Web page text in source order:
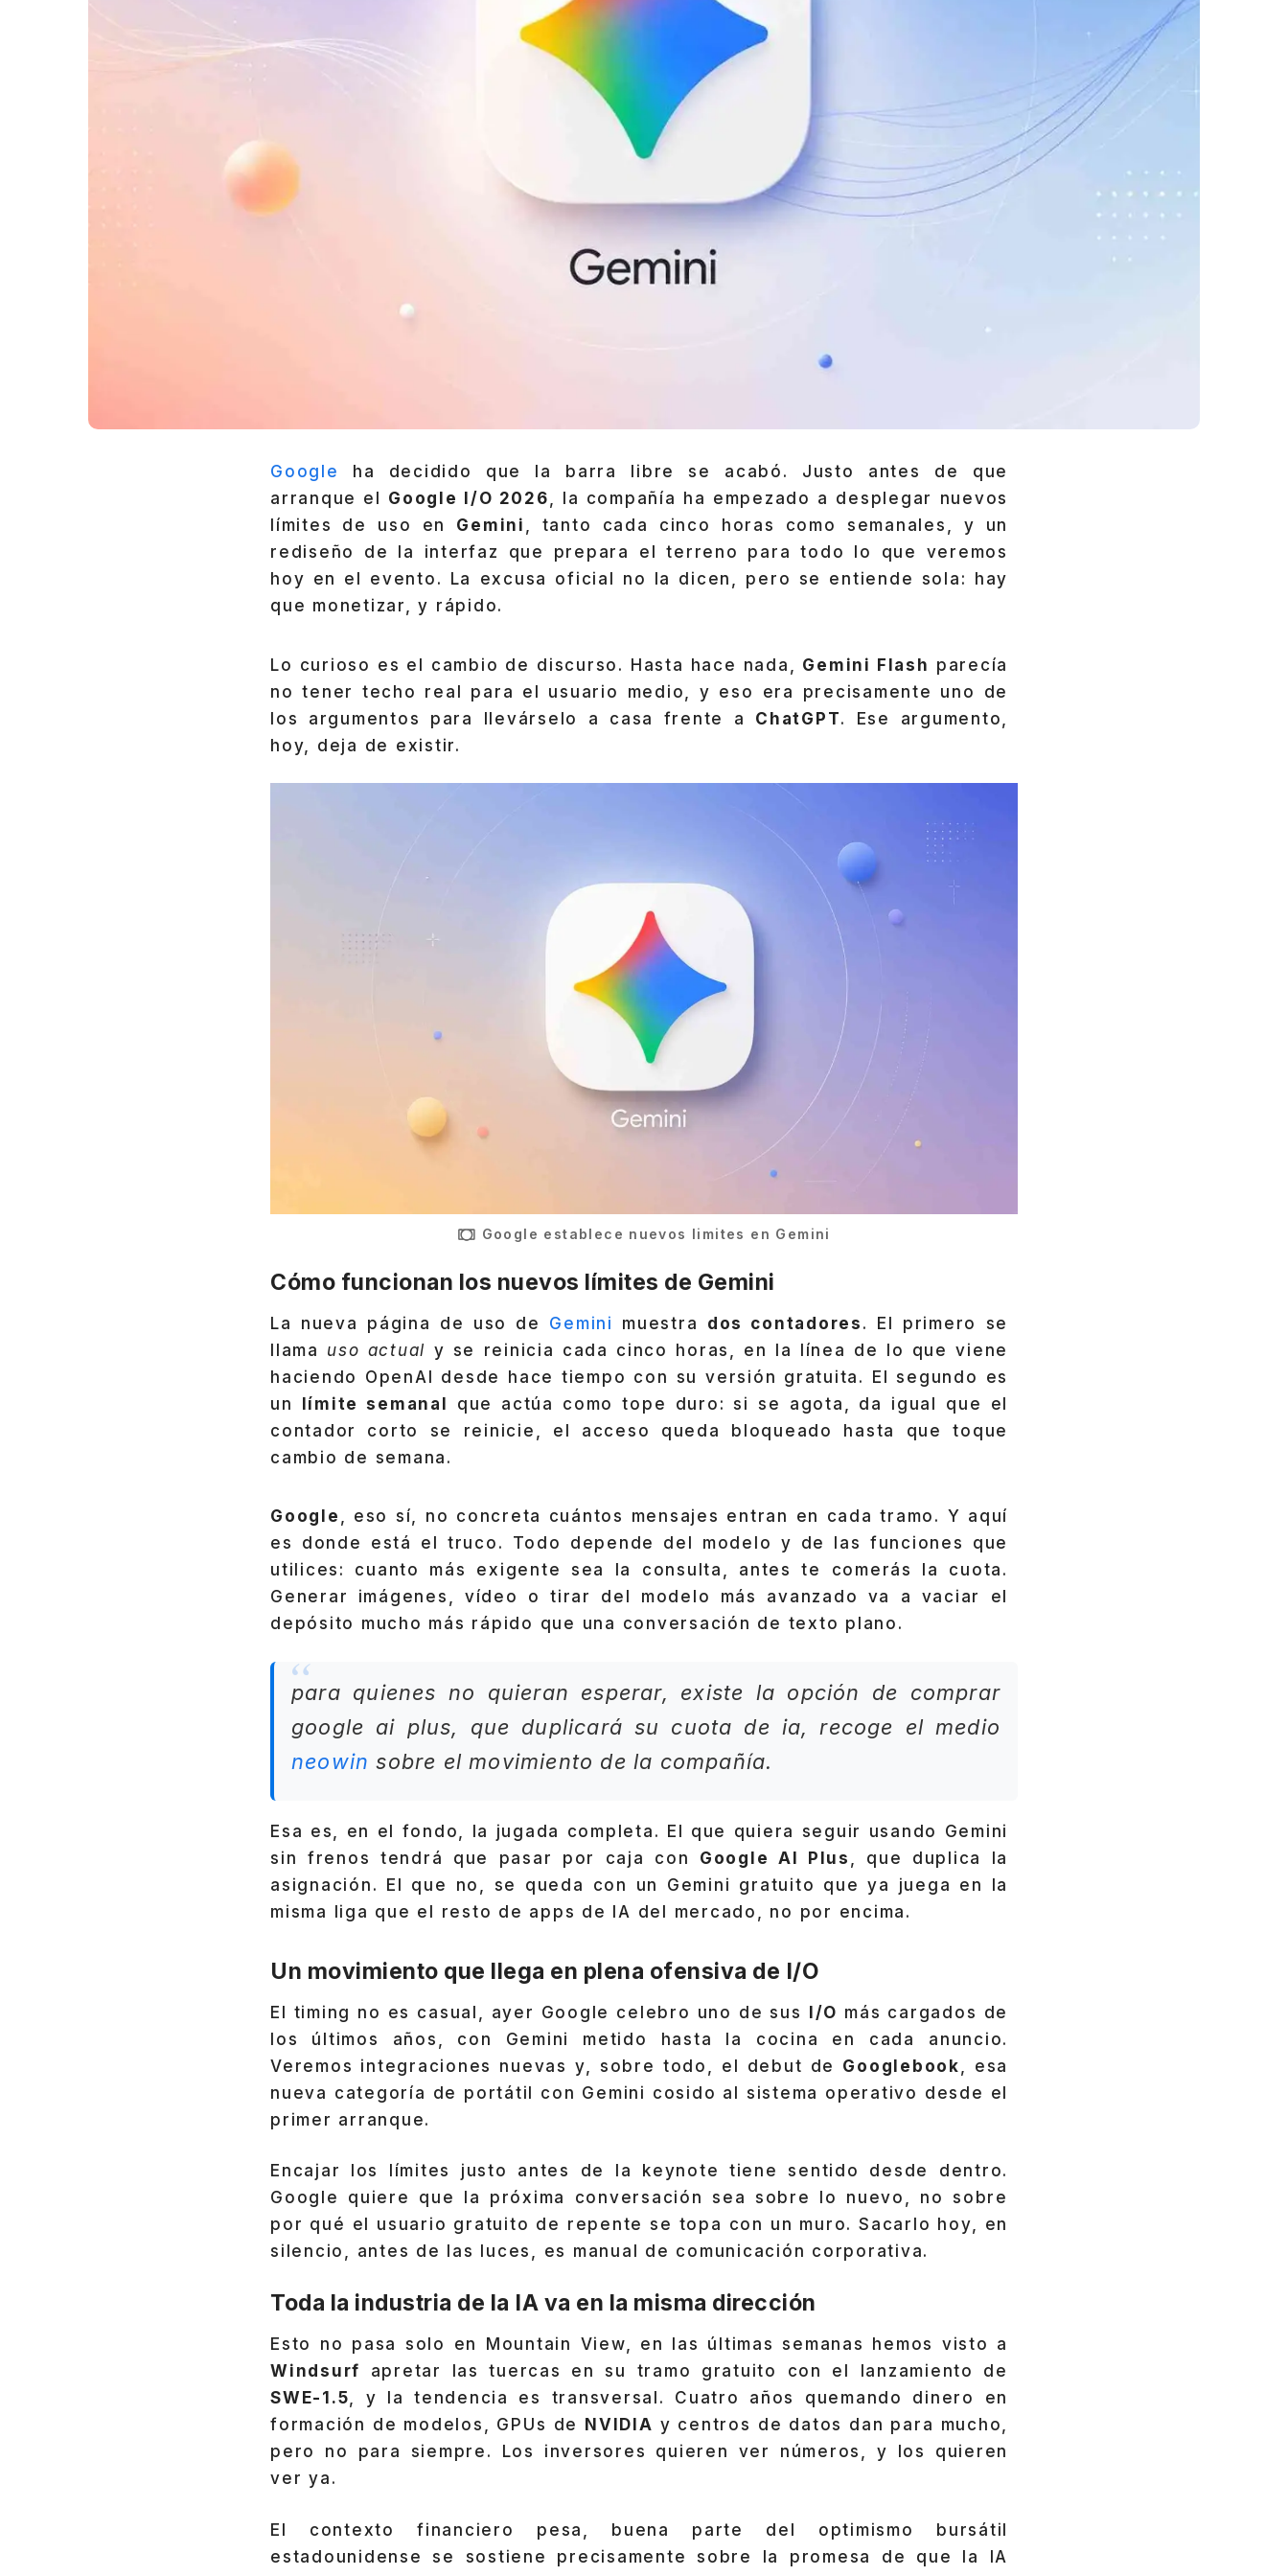
Google
ha decidido que la barra libre se acabó. Justo antes de que
arranque el Google I/O 2026, la compañía ha empezado a desplegar nuevos
límites de uso en Gemini , tanto cada cinco horas como semanales, y un
rediseño de la interfaz que prepara el terreno para todo lo que veremos
hoy en el evento. La excusa oficial no la dicen, pero se entiende sola: hay
que monetizar, y rápido.
Lo curioso es el cambio de discurso. Hasta hace nada, Gemini Flash parecía
no tener techo real para el usuario medio, y eso era precisamente uno de
los argumentos para llevárselo a casa frente a ChatGPT. Ese argumento,
hoy, deja de existir.
Google establece nuevos limites en Gemini
Cómo funcionan los nuevos límites de Gemini
La nueva página de uso de Gemini muestra dos contadores . El primero se
llama uso actual y se reinicia cada cinco horas, en la línea de lo que viene
haciendo OpenAI desde hace tiempo con su versión gratuita. El segundo es
un límite semanal
que actúa como tope duro: si se agota, da igual que el
contador corto se reinicie, el acceso queda bloqueado hasta que toque
cambio de semana.
Google , eso sí, no concreta cuántos mensajes entran en cada tramo. Y aquí
es donde está el truco. Todo depende del modelo y de las funciones que
utilices: cuanto más exigente sea la consulta, antes te comerás la cuota.
Generar imágenes, vídeo o tirar del modelo más avanzado va a vaciar el
depósito mucho más rápido que una conversación de texto plano.
para quienes no quieran esperar, existe la opción de comprar
google ai plus, que duplicará su cuota de ia, recoge el medio
neowin sobre el movimiento de la compañía.
Esa es, en el fondo, la jugada completa. El que quiera seguir usando Gemini
sin frenos tendrá que pasar por caja con Google AI Plus , que duplica la
asignación. El que no, se queda con un Gemini gratuito que ya juega en la
misma liga que el resto de apps de IA del mercado, no por encima.
Un movimiento que llega en plena ofensiva de I/O
El timing no es casual, ayer Google celebro uno de sus I/O más cargados de
los últimos años, con Gemini metido hasta la cocina en cada anuncio.
Veremos integraciones nuevas y, sobre todo, el debut de Googlebook , esa
nueva categoría de portátil con Gemini cosido al sistema operativo desde el
primer arranque.
Encajar los límites justo antes de la keynote tiene sentido desde dentro.
Google quiere que la próxima conversación sea sobre lo nuevo, no sobre
por qué el usuario gratuito de repente se topa con un muro. Sacarlo hoy, en
silencio, antes de las luces, es manual de comunicación corporativa.
Toda la industria de la IA va en la misma dirección
Esto no pasa solo en Mountain View, en las últimas semanas hemos visto a
Windsurf apretar las tuercas en su tramo gratuito con el lanzamiento de
SWE-1.5, y la tendencia es transversal. Cuatro años quemando dinero en
formación de modelos, GPUs de
NVIDIA y centros de datos dan para mucho,
pero no para siempre. Los inversores quieren ver números, y los quieren
ver ya.
El contexto financiero pesa, buena parte del optimismo bursátil
estadounidense se sostiene precisamente sobre la promesa de que la IA